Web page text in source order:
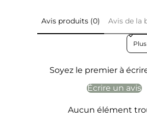
Avis produits (0) Avis de la
Sort
Soyez le premier à
Écrire un avis
Aucun élément